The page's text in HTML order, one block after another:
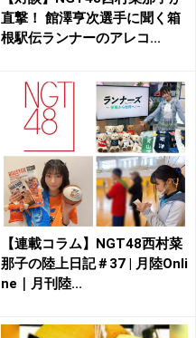
直撃！ 館澤亨次選手に聞く箱
根駅伝ランナーのアレコ...
【連載コラム】NGT48西村菜
那子の陸上日記＃37 | 月陸Onli
ne｜月刊陸...